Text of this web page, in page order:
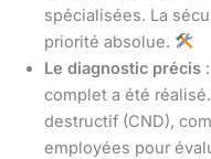
spécialisées. La
priorité absolue.
Le diagnostic précis
complet a été
destructif (CND),
employées pour